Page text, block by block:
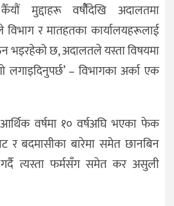
मुद्दाहरू वर्षौैंदेखि अदालतमा
विभाग र मातहतका कार्यालयहरूलाई
भइरहेको छ, अदालतले यस्ता विषयमा
लगाइदिनुपर्छ’ – विभागका अर्का एक
वर्षमा १० वर्षअघि भएका फेक
र बदमासीका बारेमा समेत छानबिन
गर्दै त्यस्ता फर्मसँग समेत कर असुली